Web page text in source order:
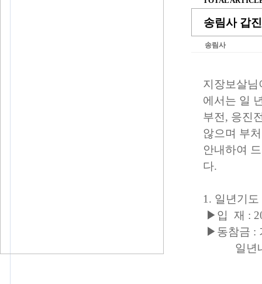
송림사 갑
송림사
지장보살
에서는 일
부전, 응진
않으며 부
안내하여
다.
1. 일년기도
▶입 재 :
▶동참금 :
일년내